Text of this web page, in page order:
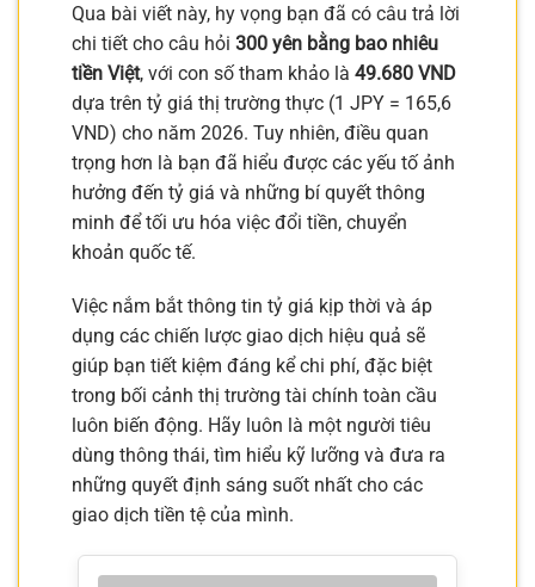
Qua bài viết này, hy vọng bạn đã có câu trả lời
chi tiết cho câu hỏi 300 yên bằng bao nhiêu
tiền Việt, với con số tham khảo là 49.680 VND
dựa trên tỷ giá thị trường thực (1 JPY = 165,6
VND) cho năm 2026. Tuy nhiên, điều quan
trọng hơn là bạn đã hiểu được các yếu tố ảnh
hưởng đến tỷ giá và những bí quyết thông
minh để tối ưu hóa việc đổi tiền, chuyển
khoản quốc tế.
Việc nắm bắt thông tin tỷ giá kịp thời và áp
dụng các chiến lược giao dịch hiệu quả sẽ
giúp bạn tiết kiệm đáng kể chi phí, đặc biệt
trong bối cảnh thị trường tài chính toàn cầu
luôn biến động. Hãy luôn là một người tiêu
dùng thông thái, tìm hiểu kỹ lưỡng và đưa ra
những quyết định sáng suốt nhất cho các
giao dịch tiền tệ của mình.